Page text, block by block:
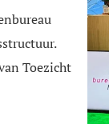
Toezicht